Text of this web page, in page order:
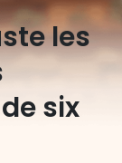
les
six